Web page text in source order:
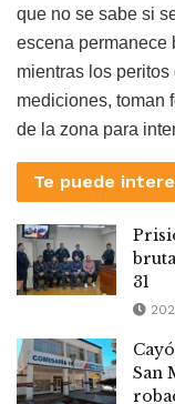
que no se sabe si
escena permanece
mientras los peritos
mediciones, toman
de la zona para
Te puede
31
San